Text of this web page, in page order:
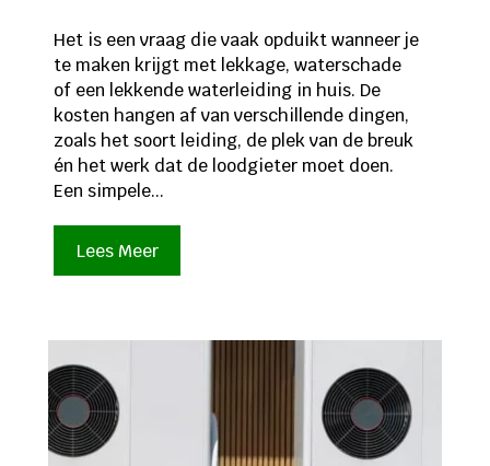
Het is een vraag die vaak opduikt wanneer je
te maken krijgt met lekkage, waterschade
of een lekkende waterleiding in huis. De
kosten hangen af van verschillende dingen,
zoals het soort leiding, de plek van de breuk
én het werk dat de loodgieter moet doen.
Een simpele...
Lees Meer